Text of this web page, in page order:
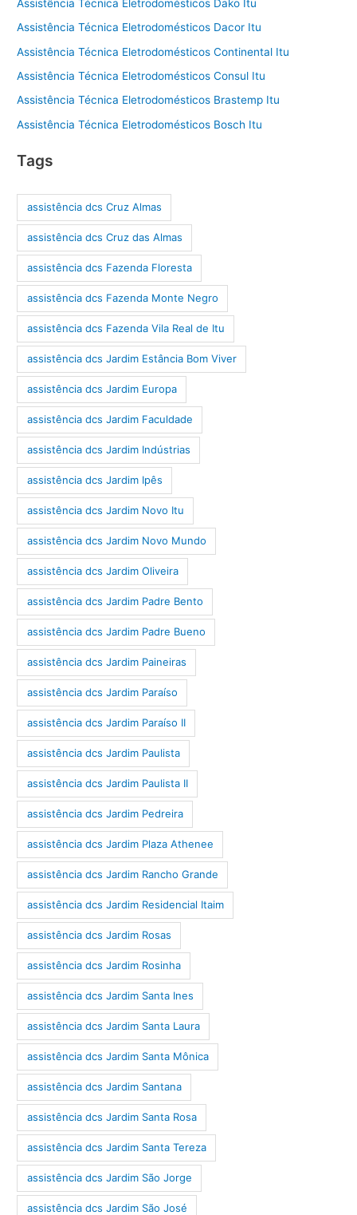
Assistência Técnica Eletrodomésticos Dako Itu
Assistência Técnica Eletrodomésticos Dacor Itu
Assistência Técnica Eletrodomésticos Continental Itu
Assistência Técnica Eletrodomésticos Consul Itu
Assistência Técnica Eletrodomésticos Brastemp Itu
Assistência Técnica Eletrodomésticos Bosch Itu
Tags
assistência dcs Cruz Almas
assistência dcs Cruz das Almas
assistência dcs Fazenda Floresta
assistência dcs Fazenda Monte Negro
assistência dcs Fazenda Vila Real de Itu
assistência dcs Jardim Estância Bom Viver
assistência dcs Jardim Europa
assistência dcs Jardim Faculdade
assistência dcs Jardim Indústrias
assistência dcs Jardim Ipês
assistência dcs Jardim Novo Itu
assistência dcs Jardim Novo Mundo
assistência dcs Jardim Oliveira
assistência dcs Jardim Padre Bento
assistência dcs Jardim Padre Bueno
assistência dcs Jardim Paineiras
assistência dcs Jardim Paraíso
assistência dcs Jardim Paraíso II
assistência dcs Jardim Paulista
assistência dcs Jardim Paulista II
assistência dcs Jardim Pedreira
assistência dcs Jardim Plaza Athenee
assistência dcs Jardim Rancho Grande
assistência dcs Jardim Residencial Itaim
assistência dcs Jardim Rosas
assistência dcs Jardim Rosinha
assistência dcs Jardim Santa Ines
assistência dcs Jardim Santa Laura
assistência dcs Jardim Santa Mônica
assistência dcs Jardim Santana
assistência dcs Jardim Santa Rosa
assistência dcs Jardim Santa Tereza
assistência dcs Jardim São Jorge
assistência dcs Jardim São José